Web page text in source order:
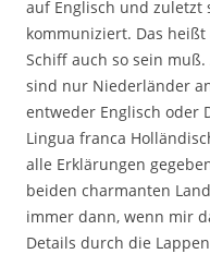
auf Englisch und zuletzt
kommuniziert. Das
Schiff auch so sein
sind nur Niederländer
entweder Englisch oder
Lingua franca
alle Erklärungen
beiden charmanten
immer dann, wenn mir
Details durch die